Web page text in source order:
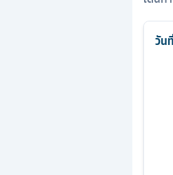
วันที่